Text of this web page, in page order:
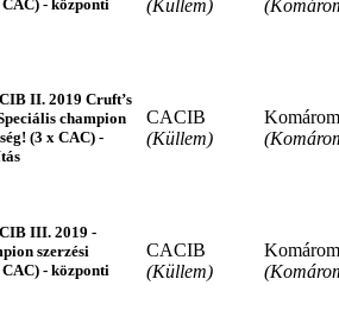
- központi
(Küllem)
II. 2019 Cruft’s
champion
(3 x CAC) -
CACIB
(Küllem)
Komárom
III. 2019 -
szerzési
- központi
CACIB
(Küllem)
Komárom